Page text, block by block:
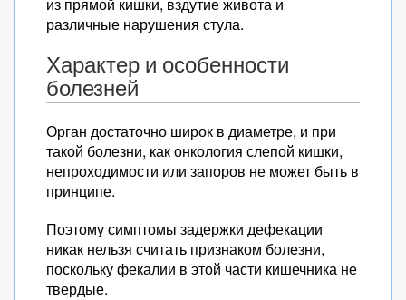
различные нарушения стула.
Характер и особенности
болезней
Орган достаточно широк в диаметре, и при
такой болезни, как онкология слепой кишки,
непроходимости или запоров не может быть в
принципе.
Поэтому симптомы задержки дефекации
никак нельзя считать признаком болезни,
поскольку фекалии в этой части кишечника не
твердые.